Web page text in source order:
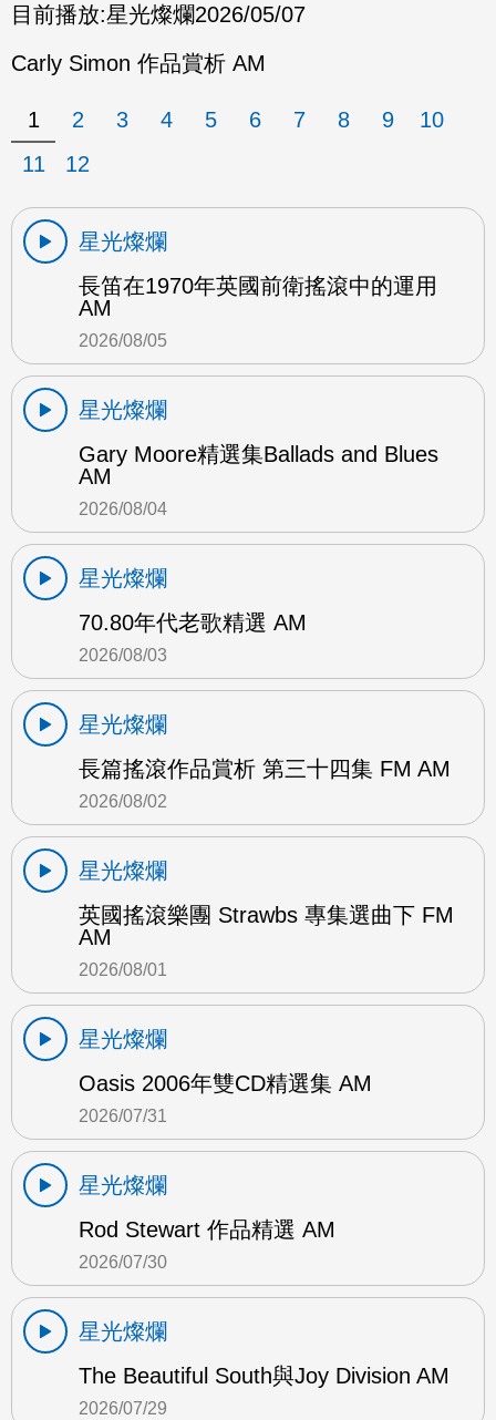
目前播放:星光燦爛2026/05/07
Carly Simon 作品賞析 AM
1 2 3 4 5 6 7 8 9
10
11
12
星光燦爛
長笛在1970年英國前衛搖滾中的運用
AM
2026/08/05
星光燦爛
Gary Moore精選集Ballads and Blues
AM
2026/08/04
星光燦爛
70.80年代老歌精選 AM
2026/08/03
星光燦爛
長篇搖滾作品賞析 第三十四集 FM AM
2026/08/02
星光燦爛
英國搖滾樂團 Strawbs 專集選曲下 FM
AM
2026/08/01
星光燦爛
Oasis 2006年雙CD精選集 AM
2026/07/31
星光燦爛
Rod Stewart 作品精選 AM
2026/07/30
星光燦爛
The Beautiful South與Joy Division AM
2026/07/29